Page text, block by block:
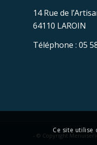
14 Rue de
64110 LAROIN
Téléphone : 05
- © Copyright
Ce site utilise